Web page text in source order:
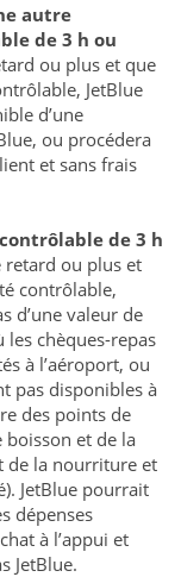
autre
de 3 h ou
ou plus et que
JetBlue
d’une
ou procédera
et sans frais
de 3 h
retard ou plus et
contrôlable,
d’une valeur de
les chèques-repas
à l’aéroport, ou
pas disponibles à
des points de
boisson et de la
de la nourriture et
JetBlue pourrait
dépenses
à l’appui et
JetBlue.